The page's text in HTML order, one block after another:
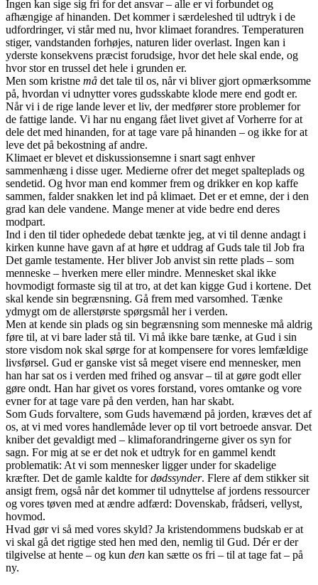
Ingen kan sige sig fri for det ansvar – alle er vi forbundet og
afhængige af hinanden. Det kommer i særdeleshed til udtryk i de
udfordringer, vi står med nu, hvor klimaet forandres. Temperaturen
stiger, vandstanden forhøjes, naturen lider overlast. Ingen kan i
yderste konsekvens præcist forudsige, hvor det hele skal ende, og
hvor stor en trussel det hele i grunden er.
Men som kristne må det tale til os, når vi bliver gjort opmærksomme
på, hvordan vi udnytter vores gudsskabte klode mere end godt er.
Når vi i de rige lande lever et liv, der medfører store problemer for
de fattige lande. Vi har nu engang fået livet givet af Vorherre for at
dele det med hinanden, for at tage vare på hinanden – og ikke for at
leve det på bekostning af andre.
Klimaet er blevet et diskussionsemne i snart sagt enhver
sammenhæng i disse uger. Medierne ofrer det meget spalteplads og
sendetid. Og hvor man end kommer frem og drikker en kop kaffe
sammen, falder snakken let ind på klimaet. Det er et emne, der i den
grad kan dele vandene. Mange mener at vide bedre end deres
modpart.
Ind i den til tider ophedede debat tænkte jeg, at vi til denne andagt i
kirken kunne have gavn af at høre et uddrag af Guds tale til Job fra
Det gamle testamente. Her bliver Job anvist sin rette plads – som
menneske – hverken mere eller mindre. Mennesket skal ikke
hovmodigt formaste sig til at tro, at det kan kigge Gud i kortene. Det
skal kende sin begrænsning. Gå frem med varsomhed. Tænke
ydmygt om de allerstørste spørgsmål her i verden.
Men at kende sin plads og sin begrænsning som menneske må aldrig
føre til, at vi bare lader stå til. Vi må ikke bare tænke, at Gud i sin
store visdom nok skal sørge for at kompensere for vores lemfældige
livsførsel. Gud er ganske vist så meget visere end mennesker, men
han har sat os i verden med frihed og ansvar – til at gøre godt eller
gøre ondt. Han har givet os vores forstand, vores omtanke og vore
evner for at tage vare på den verden, han har skabt.
Som Guds forvaltere, som Guds havemænd på jorden, kræves det af
os, at vi med vores handlemåde lever op til vort betroede ansvar. Det
kniber det gevaldigt med – klimaforandringerne giver os syn for
sagn. For mig at se er det nok et udtryk for en gammel kendt
problematik: At vi som mennesker ligger under for skadelige
kræfter. Det de gamle kaldte fordødssynder. Flere af dem stikker sit
ansigt frem, også når det kommer til udnyttelse af jordens ressourcer
og vores tøven med at ændre adfærd: Dovenskab, frådseri, vellyst,
hovmod.
Hvad gør vi så med vores skyld? Ja kristendommens budskab er at
vi skal gå det rigtige sted hen med den, nemlig til Gud. Dér er der
tilgivelse at hente – og kun den kan sætte os fri – til at tage fat – på
ny.